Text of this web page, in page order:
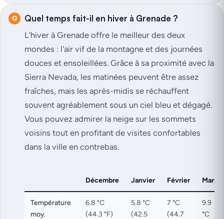
Quel temps fait-il en hiver à Grenade ?
L'hiver à Grenade offre le meilleur des deux
mondes : l'air vif de la montagne et des journées
douces et ensoleillées. Grâce à sa proximité avec la
Sierra Nevada, les matinées peuvent être assez
fraîches, mais les après-midis se réchauffent
souvent agréablement sous un ciel bleu et dégagé.
Vous pouvez admirer la neige sur les sommets
voisins tout en profitant de visites confortables
dans la ville en contrebas.
Décembre Janvier Février Mars
Température
moy.
6.8 °C
(44.3 °F)
5.8 °C
(42.5
7 °C
(44.7
9.9
°C